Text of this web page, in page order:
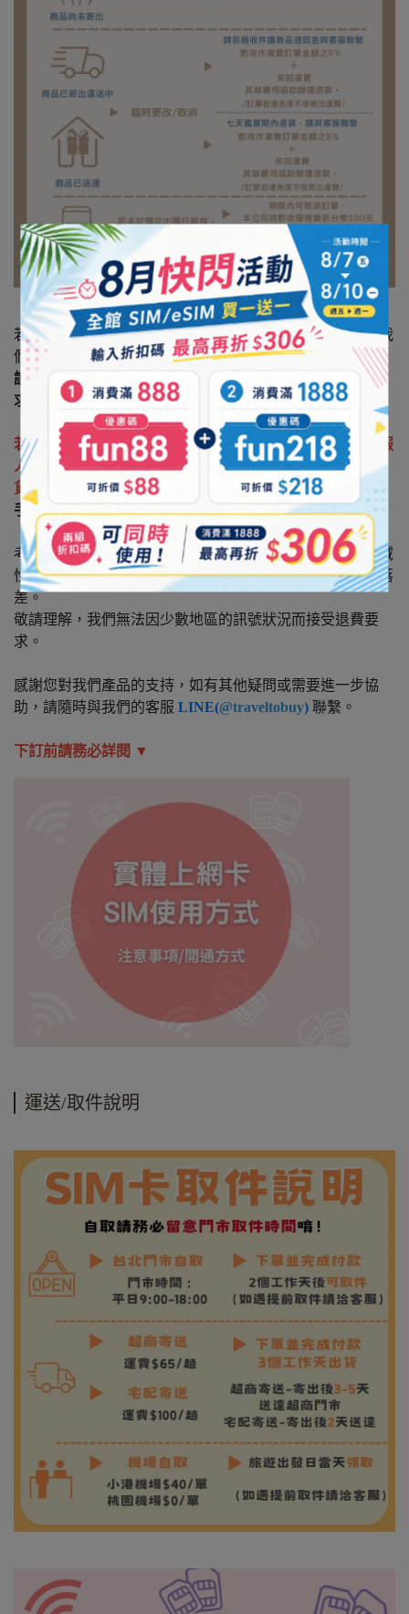
若您在抵達目的地時發現商品無法使用，請務必即時聯繫我
們，我們將協助處理。
請注意，恕不接受未提前聯絡而直接回國後要求退費的要
求。
若網卡無法使用，須先配合完成客服人員操作設定，經客服
人員判斷為SIM卡本身出場的瑕疵或故障時，方可進行退
貨。
手機設定 及 手機機型不相容 等問題，恕無法辦理退換貨。
考量各國電信網路品質及基地台建設差異，每個國家的地域
性和電信建設均有所不同，因此可能會導致訊號狀況有所落
差。
敬請理解，我們無法因少數地區的訊號狀況而接受退費要
求。
感謝您對我們產品的支持，如有其他疑問或需要進一步協
助，請隨時與我們的客服 LINE(@traveltobuy) 聯繫。
下訂前請務必詳閱 ▼
運送/取件說明